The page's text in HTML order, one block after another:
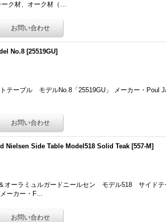
ーク材、オーク材（…
No.8 [25519GU]
テーブル モデルNo.8「25519GU」 メーカー・Poul
Nielsen Side Table Model518 Solid Teak [557-M]
オーラミュルガードニールセン モデル518 サイドテ
ーカー・F…